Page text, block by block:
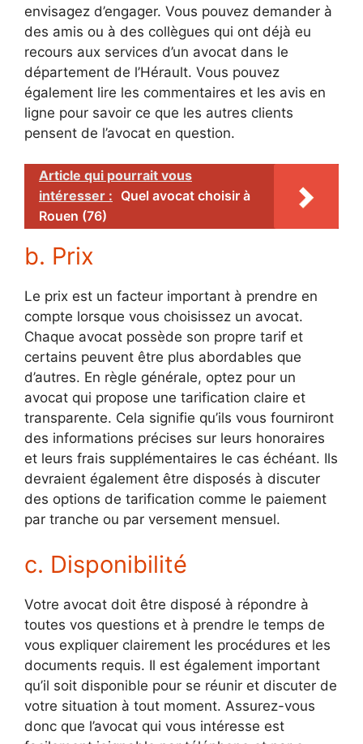
envisagez d’engager. Vous pouvez demander à
des amis ou à des collègues qui ont déjà eu
recours aux services d’un avocat dans le
département de l’Hérault. Vous pouvez
également lire les commentaires et les avis en
ligne pour savoir ce que les autres clients
pensent de l’avocat en question.
Article qui pourrait vous
intéresser : Quel avocat choisir à
Rouen (76)
b. Prix
Le prix est un facteur important à prendre en
compte lorsque vous choisissez un avocat.
Chaque avocat possède son propre tarif et
certains peuvent être plus abordables que
d’autres. En règle générale, optez pour un
avocat qui propose une tarification claire et
transparente. Cela signifie qu’ils vous fourniront
des informations précises sur leurs honoraires
et leurs frais supplémentaires le cas échéant. Ils
devraient également être disposés à discuter
des options de tarification comme le paiement
par tranche ou par versement mensuel.
c. Disponibilité
Votre avocat doit être disposé à répondre à
toutes vos questions et à prendre le temps de
vous expliquer clairement les procédures et les
documents requis. Il est également important
qu’il soit disponible pour se réunir et discuter de
votre situation à tout moment. Assurez-vous
donc que l’avocat qui vous intéresse est